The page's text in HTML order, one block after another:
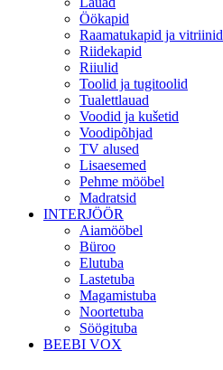
Öökapid
Raamatukapid ja vitriinid
Riidekapid
Riiulid
Toolid ja tugitoolid
Tualettlauad
Voodid ja kušetid
Voodipõhjad
TV alused
Lisaesemed
Pehme mööbel
Madratsid
INTERJÖÖR
Aiamööbel
Büroo
Elutuba
Lastetuba
Magamistuba
Noortetuba
Söögituba
BEEBI VOX